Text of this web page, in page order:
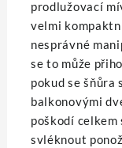
prodlužovací
velmi
nesprávné
se to může
pokud se šňůra
balkonovými
poškodí
svléknout